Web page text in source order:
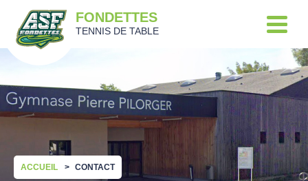
FONDETTES
TENNIS DE TABLE
ACCUEIL CONTACT